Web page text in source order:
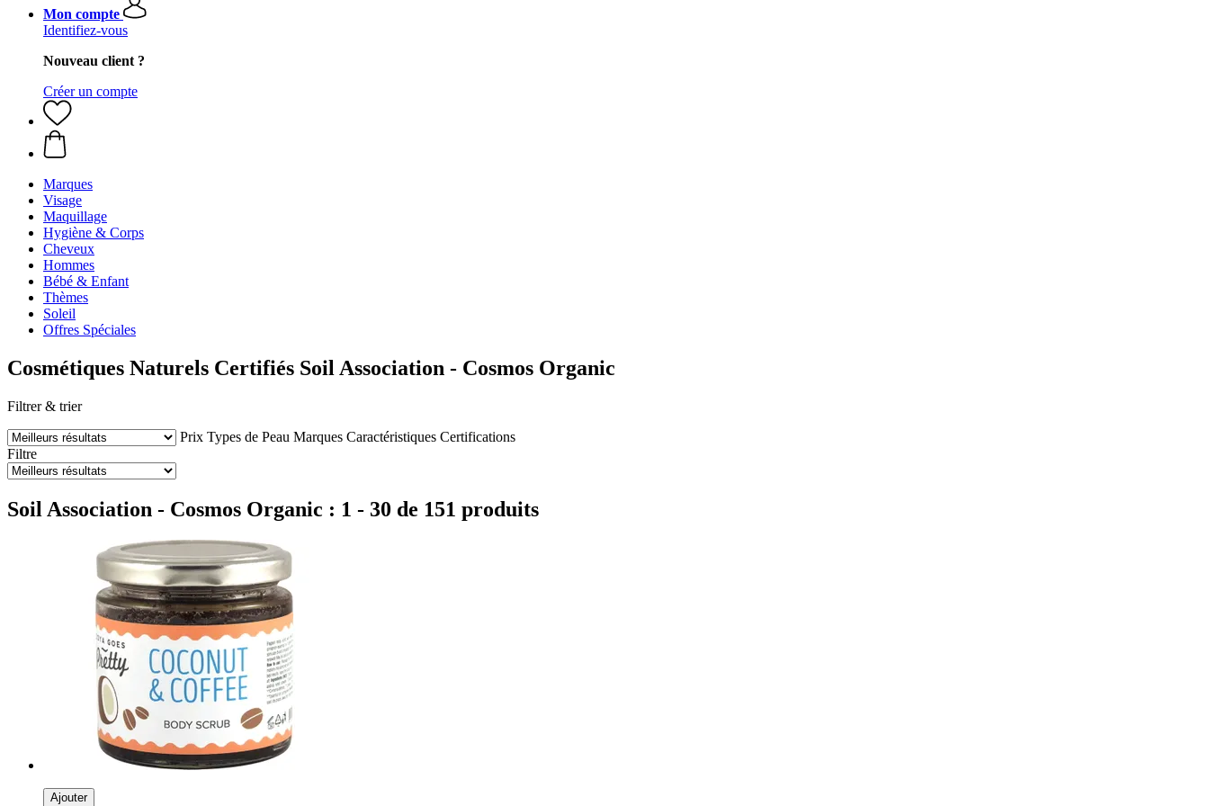
Mon compte
Identifiez-vous
Nouveau client ?
Créer un compte
Marques
Visage
Maquillage
Hygiène & Corps
Cheveux
Hommes
Bébé & Enfant
Thèmes
Soleil
Offres Spéciales
Cosmétiques Naturels Certifiés Soil Association - Cosmos Organic
Filtrer & trier
Prix Types de Peau Marques Caractéristiques Certifications
Filtre
Soil Association - Cosmos Organic : 1 - 30 de 151 produits
Ajouter